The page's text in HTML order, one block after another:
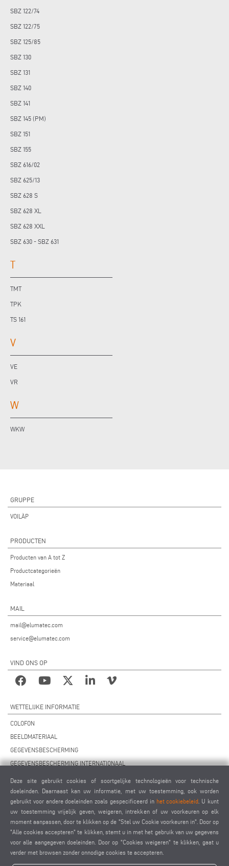
SBZ 122/74
SBZ 122/75
SBZ 125/85
SBZ 130
SBZ 131
SBZ 140
SBZ 141
SBZ 145 (PM)
SBZ 151
SBZ 155
SBZ 616/02
SBZ 625/13
SBZ 628 S
SBZ 628 XL
SBZ 628 XXL
SBZ 630 - SBZ 631
T
TMT
TPK
TS 161
V
VE
VR
W
WKW
GRUPPE
VOILÀP
PRODUCTEN
Producten van A tot Z
Productcategorieën
Materiaal
MAIL
mail@elumatec.com
service@elumatec.com
VIND ONS OP
WETTELIJKE INFORMATIE
COLOFON
BEELDMATERIAAL
GEGEVENSBESCHERMING
GEGEVENSBESCHERMING INTERNATIONAAL
OVEREENKOMST VOOR ONDERHOUD OP AFSTAND
COOKIES INSTELLINGEN
GEDRAGSCODE VOOR LEVERANCIERS
Deze site gebruikt cookies of soortgelijke technologieën voor technische
doeleinden. Daarnaast kan uw informatie, met uw toestemming, ook worden
gebruikt voor andere doeleinden zoals gespecificeerd in het cookiebeleid . U kunt
uw toestemming vrijelijk geven, weigeren, intrekken of uw voorkeuren op elk
moment aanpassen, door te klikken op de "Stel uw Cookie voorkeuren in". Door op
"Alle cookies accepteren" te klikken, stemt u in met het gebruik van uw gegevens
voor alle aangegeven doeleinden. Door op "Cookies weigeren" te klikken, gaat u
verder met browsen zonder onnodige cookies te accepteren.